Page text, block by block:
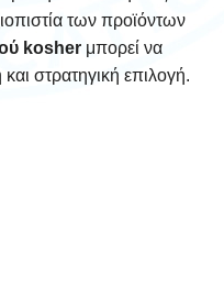
των προϊόντων
kosher μπορεί να
και στρατηγική επιλογή.